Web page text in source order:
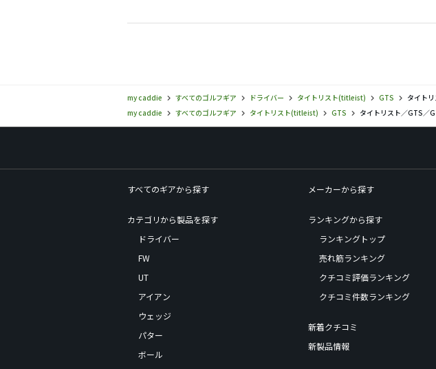
一応、優劣を付けましたが、そ
良くなったので、正直２でも良
my caddie すべてのゴルフギア ドライバー タイトリスト(titleist) GTS
タイト
my caddie
すべてのゴルフギア タイトリスト(titleist) GTS タイトリスト／GTS／
すべてのギアから探す
カテゴリから製品を探す
ドライバー
FW
UT
アイアン
ウェッジ
パター
ボール
メーカーから探す
ランキングから探す
ランキングトップ
売れ筋ランキング
クチコミ評価ランキング
クチコミ件数ランキング
新着クチコミ
新製品情報